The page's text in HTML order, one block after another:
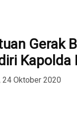
Gerak
Kapolda
24 Oktober 2020